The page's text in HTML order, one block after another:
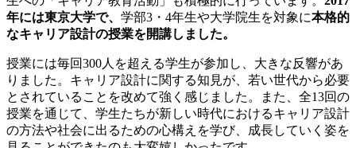
年には東京大学で、 学部3・4年生や大学院生を対象に本格的
なキャリア設計の授業を開講しました。
授業には毎回300人を超える学生が参加し、大きな反響があ
りました。キャリア設計に関する知見が、若い世代から必要
とされていることを改めて強く感じました。また、全13回の
授業を通じて、学生たちが新しい時代におけるキャリア設計
の方法や社会に出るための心構えを学び、成長していく姿を